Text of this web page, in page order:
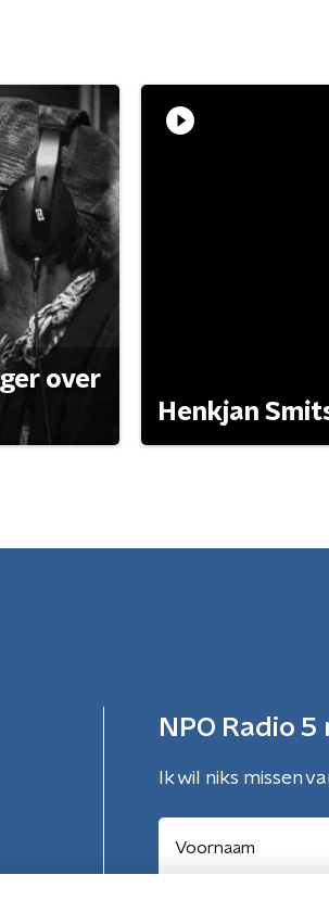
over
Henkjan
NPO Radio
Ik wil niks missen